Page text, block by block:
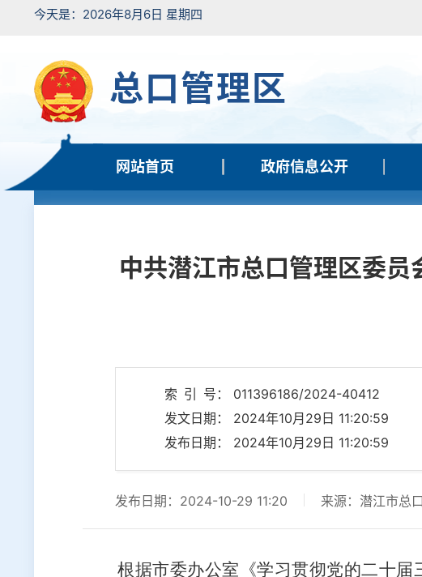
今天是：2026年8月6日 星期四
总口管理区
网站首页 政府信息公开
中共潜江市总口管理区委
索 引 号： 011396186/2024-40412
发文日期： 2024年10月29日 11:20:59
发布日期： 2024年10月29日 11:20:59
发布日期：2024-10-29 11:20 来源：潜江市总
根据市委办公室《学习贯彻党的二十